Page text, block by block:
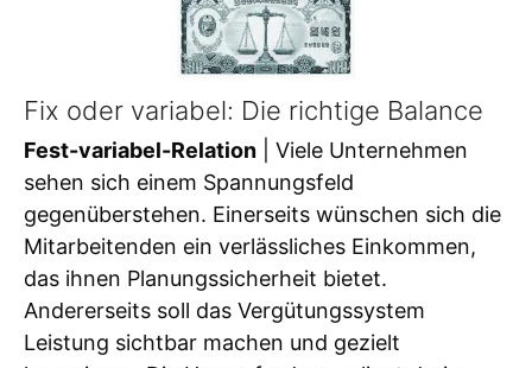
Fix oder variabel: Die richtige Balance
Fest-variabel-Relation | Viele Unternehmen
sehen sich einem Spannungsfeld
gegenüberstehen. Einerseits wünschen sich die
Mitarbeitenden ein verlässliches Einkommen,
das ihnen Planungssicherheit bietet.
Andererseits soll das Vergütungssystem
Leistung sichtbar machen und gezielt